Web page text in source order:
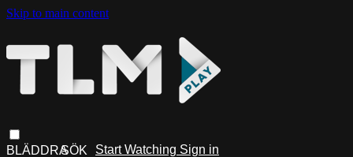
Skip to main content
Start Watching Sign in